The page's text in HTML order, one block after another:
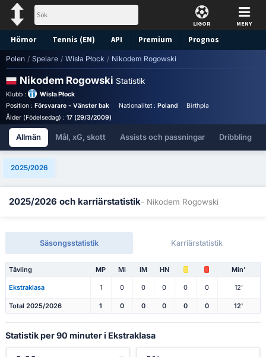
LIGOR MENY
Hörnor Tennis (EN) API Premium Prognos
Polen / Spelare / Wisła Płock / Nikodem Rogowski
Nikodem Rogowski Statistik
Klubb :
Wisła Płock
Position : Försvarare - Vänster bak Nationalitet : Poland Birthplace :
Ålder (Födelsedag) : 17 (29/3/2009)
Allmän Mål, xG, skott Assists och passningar Dribbling
2025/2026
2025/2026 och karriärstatistik- Nikodem Rogowski
Säsongsstatistik Karriärstatistik
Tävling MP Ml IM HN Min'
Ekstraklasa 1 0 0 0 0 0 12'
Total 2025/2026 1 0 0 0 0 0 12'
Statistik per 90 minuter i Ekstraklasa